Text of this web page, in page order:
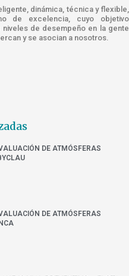
dinámica, técnica y flexible,
de excelencia, cuyo objetivo
de desempeño en la gente
y se asocian a nosotros.
DE ATMÓSFERAS
DE ATMÓSFERAS